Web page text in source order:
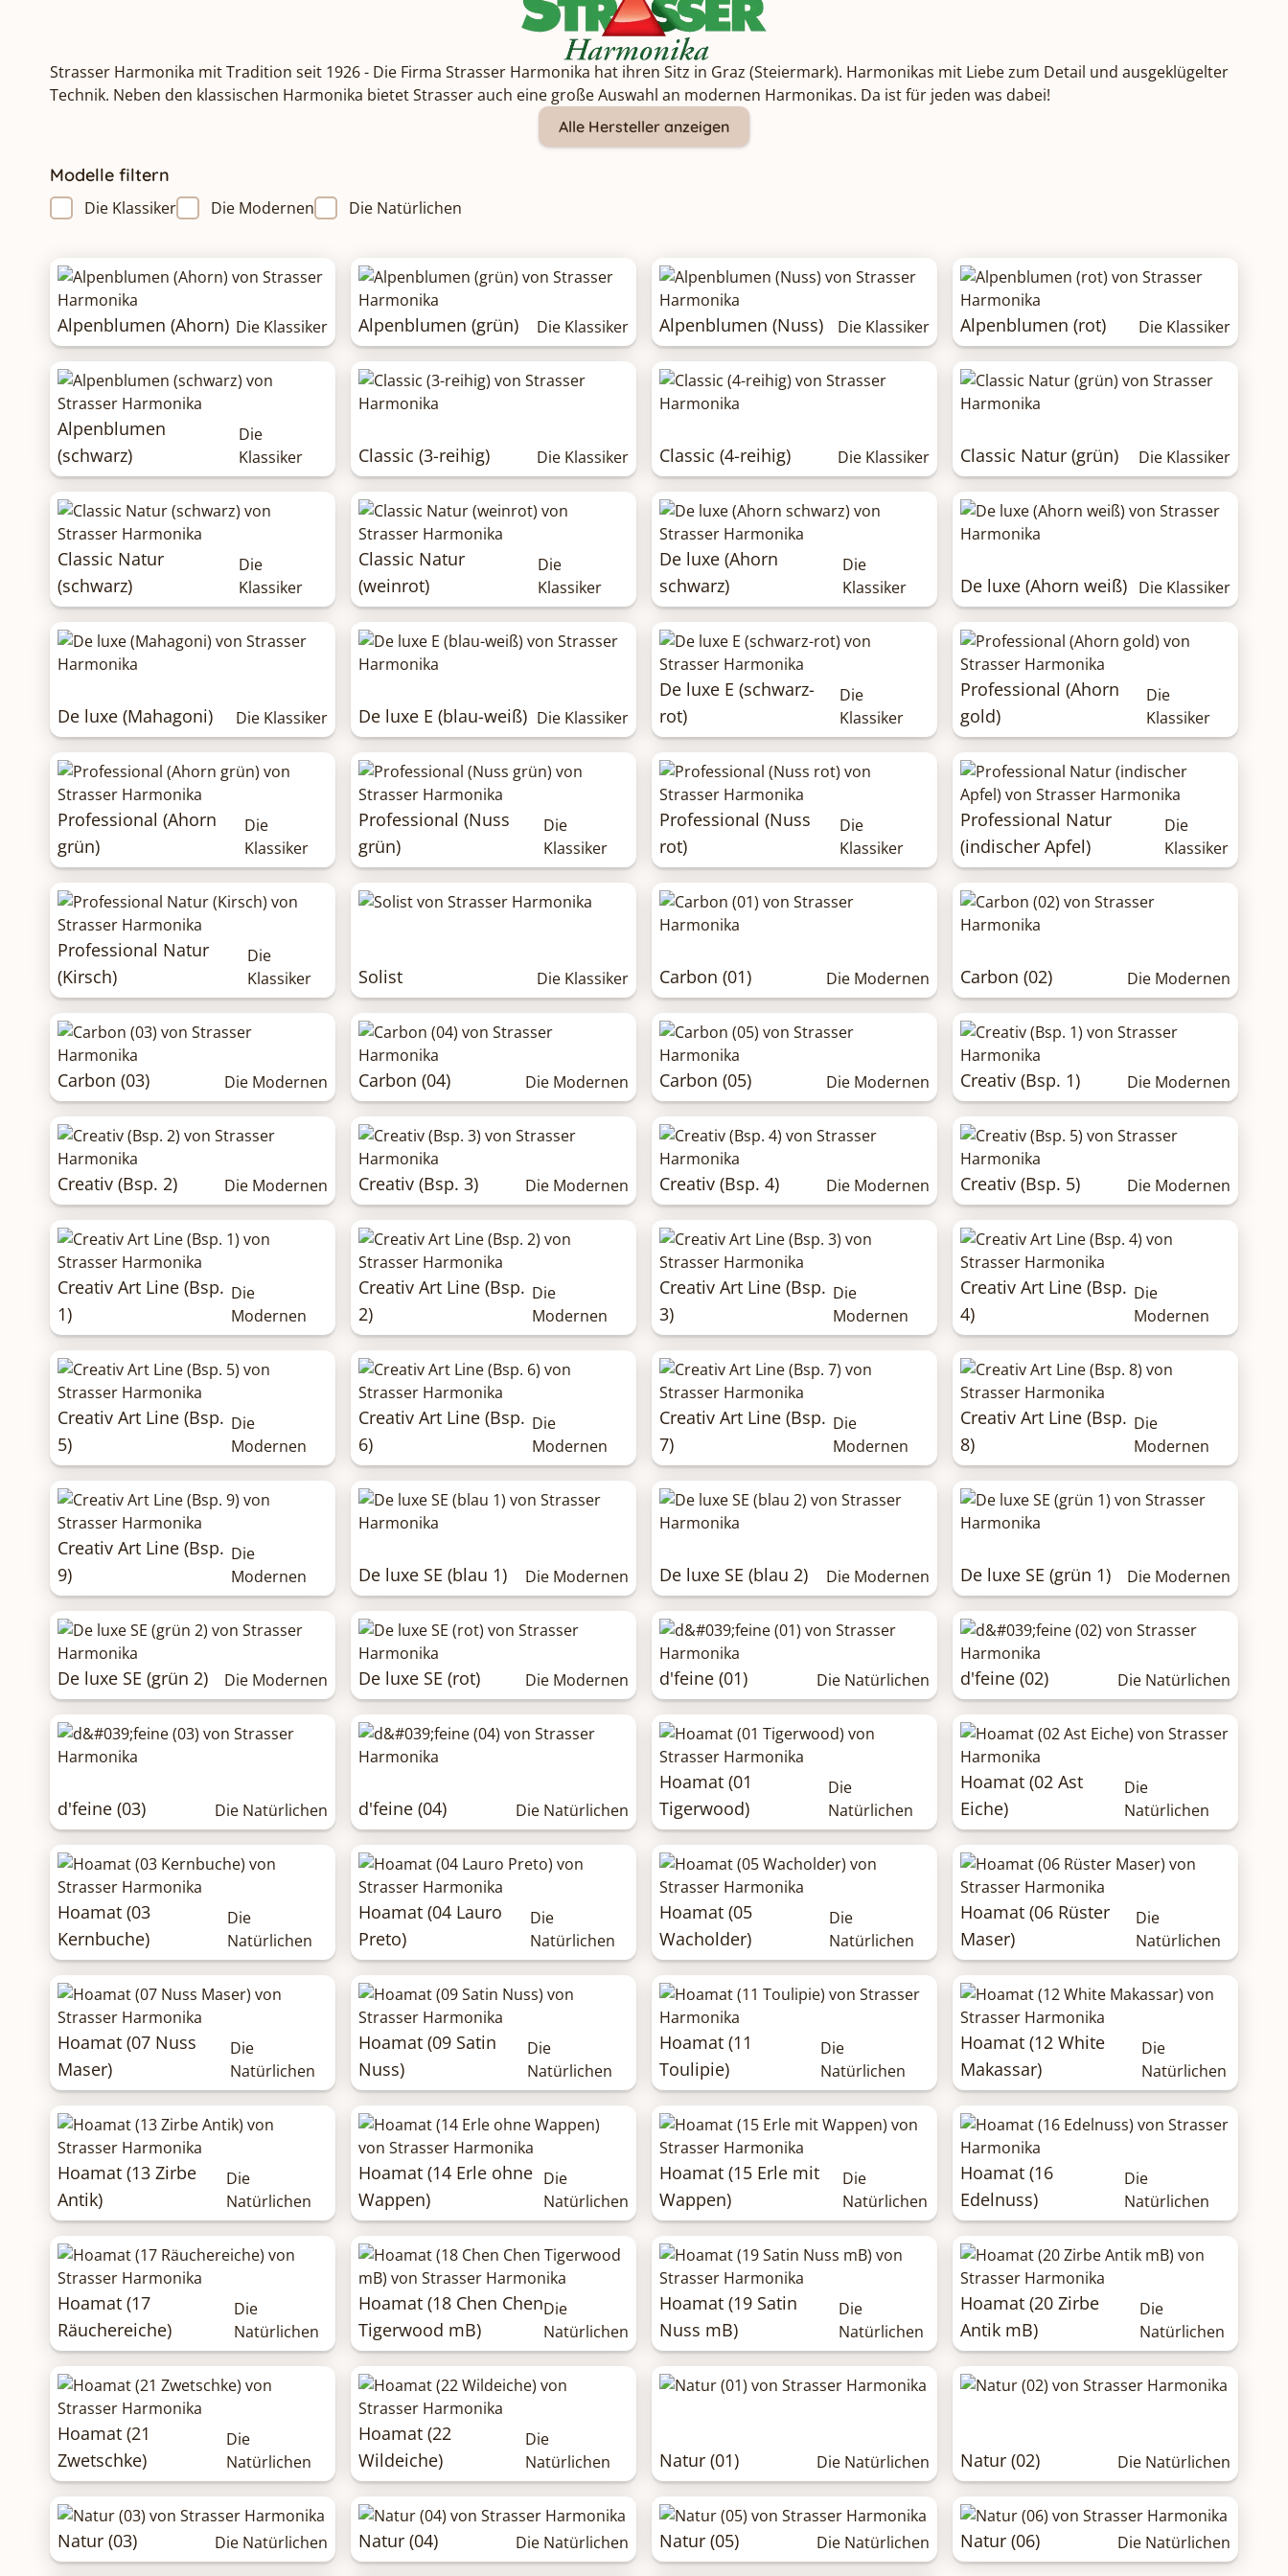
Strasser Harmonika mit Tradition seit 1926 - Die Firma Strasser Harmonika hat ihren Sitz in Graz (Steiermark). Harmonikas mit Liebe zum Detail und ausgeklügelter
Technik. Neben den klassischen Harmonika bietet Strasser auch eine große Auswahl an modernen Harmonikas. Da ist für jeden was dabei!
Alle Hersteller anzeigen
Modelle filtern
Die Klassiker Die Modernen Die Natürlichen
Alpenblumen (Ahorn) Die Klassiker Alpenblumen (grün) Die Klassiker Alpenblumen (Nuss) Die Klassiker Alpenblumen (rot) Die Klassiker
Alpenblumen
(schwarz)
Die
Klassiker
Classic (3-reihig) Die Klassiker Classic (4-reihig) Die Klassiker Classic Natur (grün) Die Klassiker
Classic Natur
(schwarz)
Die
Klassiker
Classic Natur
(weinrot)
Die
Klassiker
De luxe (Ahorn
schwarz)
Die
Klassiker
De luxe (Ahorn weiß) Die Klassiker
De luxe (Mahagoni) Die Klassiker De luxe E (blau-weiß) Die Klassiker
De luxe E (schwarz-
rot)
Die
Klassiker
Professional (Ahorn
gold)
Die
Klassiker
Professional (Ahorn
grün)
Die
Klassiker
Professional (Nuss
grün)
Die
Klassiker
Professional (Nuss
rot)
Die
Klassiker
Professional Natur
(indischer Apfel)
Die
Klassiker
Professional Natur
(Kirsch)
Die
Klassiker
Solist Die Klassiker Carbon (01) Die Modernen Carbon (02) Die Modernen
Carbon (03) Die Modernen Carbon (04) Die Modernen Carbon (05) Die Modernen Creativ (Bsp. 1) Die Modernen
Creativ (Bsp. 2) Die Modernen Creativ (Bsp. 3) Die Modernen Creativ (Bsp. 4) Die Modernen Creativ (Bsp. 5) Die Modernen
Creativ Art Line (Bsp.
1)
Die
Modernen
Creativ Art Line (Bsp.
2)
Die
Modernen
Creativ Art Line (Bsp.
3)
Die
Modernen
Creativ Art Line (Bsp.
4)
Die
Modernen
Creativ Art Line (Bsp.
5)
Die
Modernen
Creativ Art Line (Bsp.
6)
Die
Modernen
Creativ Art Line (Bsp.
7)
Die
Modernen
Creativ Art Line (Bsp.
8)
Die
Modernen
Creativ Art Line (Bsp.
9)
Die
Modernen
De luxe SE (blau 1) Die Modernen De luxe SE (blau 2) Die Modernen De luxe SE (grün 1) Die Modernen
De luxe SE (grün 2) Die Modernen De luxe SE (rot) Die Modernen d'feine (01) Die Natürlichen d'feine (02) Die Natürlichen
d'feine (03) Die Natürlichen d'feine (04) Die Natürlichen
Hoamat (01
Tigerwood)
Die
Natürlichen
Hoamat (02 Ast
Eiche)
Die
Natürlichen
Hoamat (03
Kernbuche)
Die
Natürlichen
Hoamat (04 Lauro
Preto)
Die
Natürlichen
Hoamat (05
Wacholder)
Die
Natürlichen
Hoamat (06 Rüster
Maser)
Die
Natürlichen
Hoamat (07 Nuss
Maser)
Die
Natürlichen
Hoamat (09 Satin
Nuss)
Die
Natürlichen
Hoamat (11
Toulipie)
Die
Natürlichen
Hoamat (12 White
Makassar)
Die
Natürlichen
Hoamat (13 Zirbe
Antik)
Die
Natürlichen
Hoamat (14 Erle ohne
Wappen)
Die
Natürlichen
Hoamat (15 Erle mit
Wappen)
Die
Natürlichen
Hoamat (16
Edelnuss)
Die
Natürlichen
Hoamat (17
Räuchereiche)
Die
Natürlichen
Hoamat (18 Chen Chen
Tigerwood mB)
Die
Natürlichen
Hoamat (19 Satin
Nuss mB)
Die
Natürlichen
Hoamat (20 Zirbe
Antik mB)
Die
Natürlichen
Hoamat (21
Zwetschke)
Die
Natürlichen
Hoamat (22
Wildeiche)
Die
Natürlichen
Natur (01) Die Natürlichen Natur (02) Die Natürlichen
Natur (03) Die Natürlichen Natur (04) Die Natürlichen Natur (05) Die Natürlichen Natur (06) Die Natürlichen